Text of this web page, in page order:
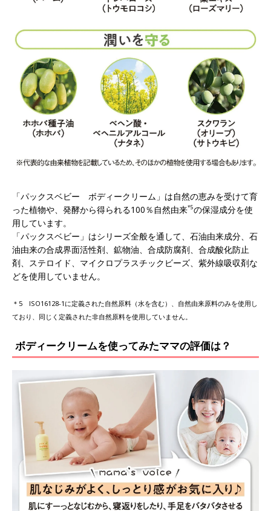
「パックスベビー ボディークリーム」は自然の恵みを受けて育
った植物や、発酵から得られる100％自然由来*5の保湿成分を使
用しています。
「パックスベビー」はシリーズ全般を通して、石油由来成分、石
油由来の合成界面活性剤、鉱物油、合成防腐剤、合成酸化防止
剤、ステロイド、マイクロプラスチックビーズ、紫外線吸収剤な
どを使用していません。
＊5 ISO16128-1に定義された自然原料（水を含む）、自然由来原料のみを使用し
ており、同じく定義された非自然原料を使用していません。
ボディークリームを使ってみたママの評価は？